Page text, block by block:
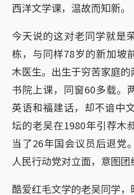
西洋文学课，温故而知新。
今天说的这对老同学就是
栋，与同样78岁的新加坡
木医生。出生于穷苦家庭
书院上课，同窗60多载。
英语和福建话，却不谙中
坛的老吴在1980年引荐木
当了26年国会议员后退党
人民行动党对立面，意图团
酷爱红毛文学的老吴同学